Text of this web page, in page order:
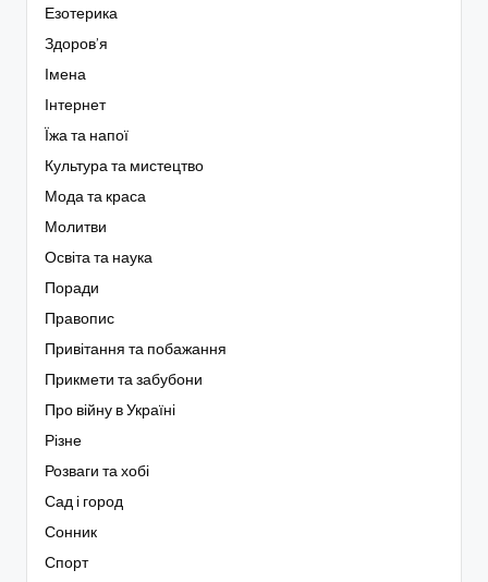
Езотерика
Здоров’я
Імена
Інтернет
Їжа та напої
Культура та мистецтво
Мода та краса
Молитви
Освіта та наука
Поради
Правопис
Привітання та побажання
Прикмети та забубони
Про війну в Україні
Різне
Розваги та хобі
Сад і город
Сонник
Спорт